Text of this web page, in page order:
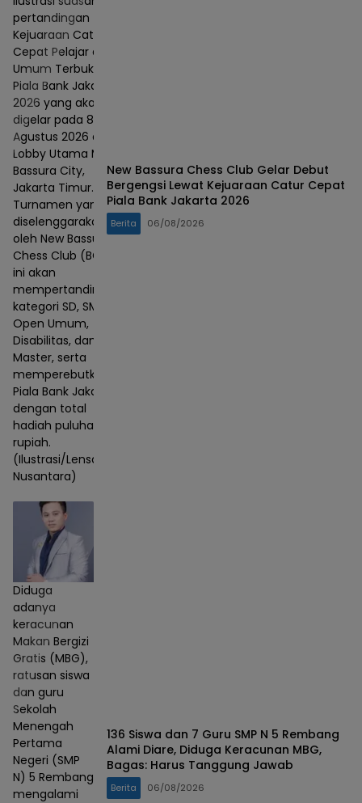
pertandingan
Kejuaraan Catur
Cepat Pelajar dan
Umum Terbuka
Piala Bank Jakarta
2026 yang akan
digelar pada 8–9
Agustus 2026 di
Lobby Utama Mall
Bassura City,
Jakarta Timur.
Turnamen yang
diselenggarakan
oleh New Bassura
Chess Club (BCC)
ini akan
mempertandingkan
kategori SD, SMP,
Open Umum,
Disabilitas, dan
Master, serta
memperebutkan
Piala Bank Jakarta
dengan total
hadiah puluhan juta
rupiah.
(Ilustrasi/Lensa
Nusantara)
New Bassura Chess Club Gelar Debut
Bergengsi Lewat Kejuaraan Catur Cepat
Piala Bank Jakarta 2026
Berita 06/08/2026
Diduga
adanya
keracunan
Makan Bergizi
Gratis (MBG),
ratusan siswa
dan guru
Sekolah
Menengah
Pertama
Negeri (SMP
N) 5 Rembang
mengalami
136 Siswa dan 7 Guru SMP N 5 Rembang
Alami Diare, Diduga Keracunan MBG,
Bagas: Harus Tanggung Jawab
Berita 06/08/2026